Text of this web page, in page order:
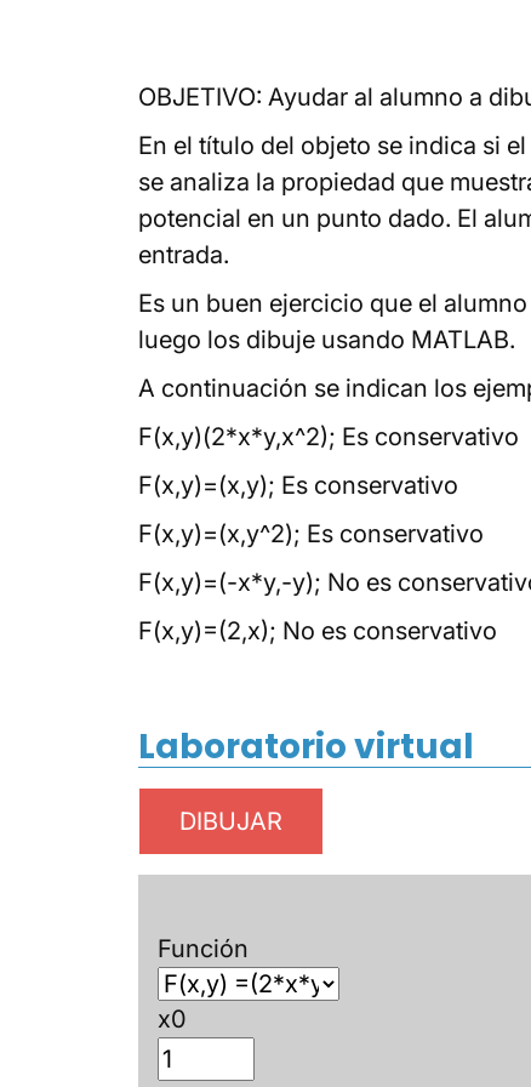
OBJETIVO: Ayudar al alumno a
En el título del objeto se indica si
se analiza la propiedad que
potencial en un punto dado. El
entrada.
Es un buen ejercicio que el
luego los dibuje usando MATLAB.
A continuación se indican los
F(x,y)(2*x*y,x^2); Es conservativo
F(x,y)=(x,y); Es conservativo
F(x,y)=(x,y^2); Es conservativo
F(x,y)=(-x*y,-y); No es
F(x,y)=(2,x); No es conservativo
Laboratorio virtual
Función
x0